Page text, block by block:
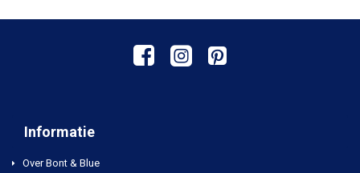
Informatie
Over Bont & Blue